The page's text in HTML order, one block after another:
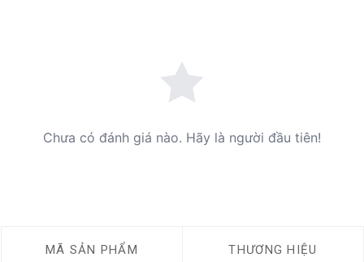
Chưa có đánh giá nào. Hãy là người đầu tiên!
MÃ SẢN PHẨM THƯƠNG HIỆU